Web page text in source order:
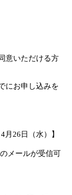
意いただける方
にお申し込みを
26日（水）】
メールが受信可